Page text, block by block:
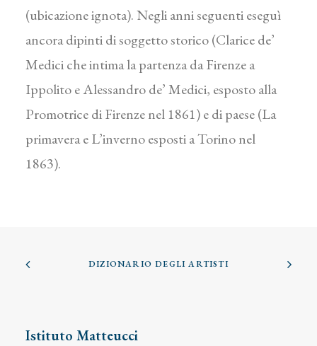
(ubicazione ignota). Negli anni seguenti eseguì
ancora dipinti di soggetto storico (Clarice de’
Medici che intima la partenza da Firenze a
Ippolito e Alessandro de’ Medici, esposto alla
Promotrice di Firenze nel 1861) e di paese (La
primavera e L’inverno esposti a Torino nel
1863).
DIZIONARIO DEGLI ARTISTI
Istituto Matteucci